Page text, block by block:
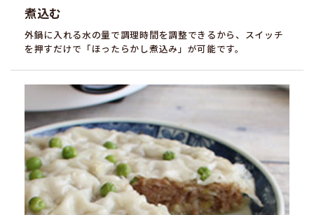
煮込む
外鍋に入れる水の量で調理時間を調整できるから、スイッチ
を押すだけで「ほったらかし煮込み」が可能です。